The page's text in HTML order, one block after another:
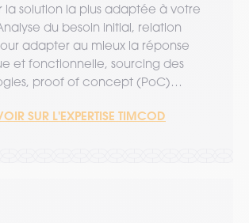
la solution la plus adaptée à votre
du besoin initial, relation
adapter au mieux la réponse
et fonctionnelle, sourcing des
proof of concept (PoC)…
SUR L'EXPERTISE TIMCOD